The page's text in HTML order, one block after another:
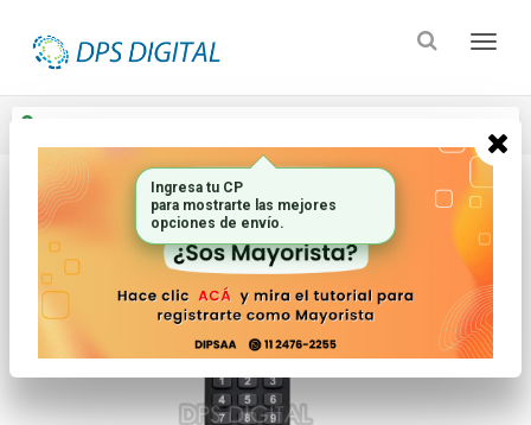
Inicio Controles Remotos Lcd Led Smart Tv
Ingresa tu CP
para mostrarte las mejores
opciones de envío.